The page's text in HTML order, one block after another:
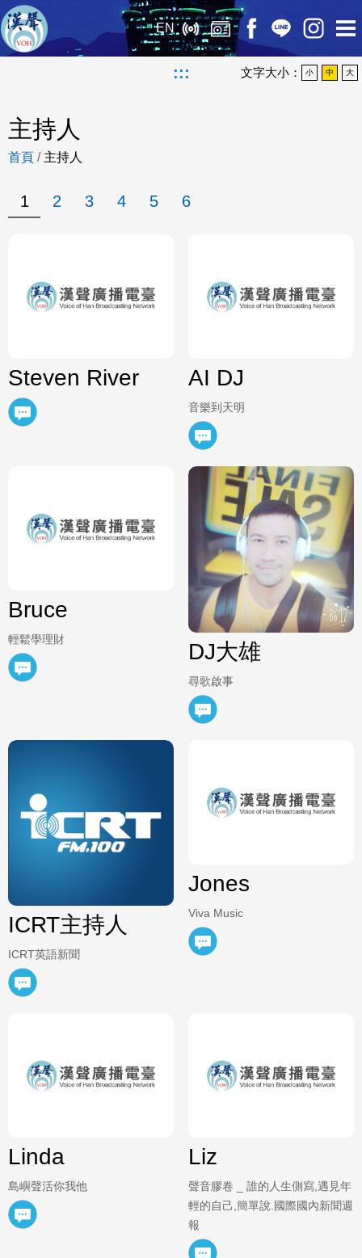
EN
::: 文字大小： 小 中 大
主持人
首頁 / 主持人
1 2 3 4 5 6
Steven River AI DJ
音樂到天明
Bruce
輕鬆學理財 DJ大雄
尋歌啟事
ICRT主持人
ICRT英語新聞
Jones
Viva Music
Linda
島嶼聲活你我他
Liz
聲音膠卷 _ 誰的人生側寫,遇見年
輕的自己,簡單說.國際國內新聞週
報